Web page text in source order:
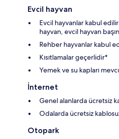
Evcil hayvan
Evcil hayvanlar kabul
hayvan, evcil hayvan
Rehber hayvanlar kabul
Kısıtlamalar geçerlidir*
Yemek ve su kapları
İnternet
Genel alanlarda ücretsiz
Odalarda ücretsiz
Otopark